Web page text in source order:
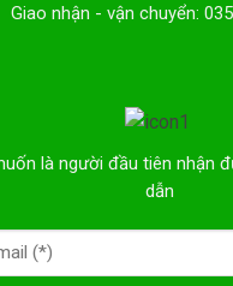
Giao nhận - vận chuyển:
là người đầu tiên nhận
dẫn